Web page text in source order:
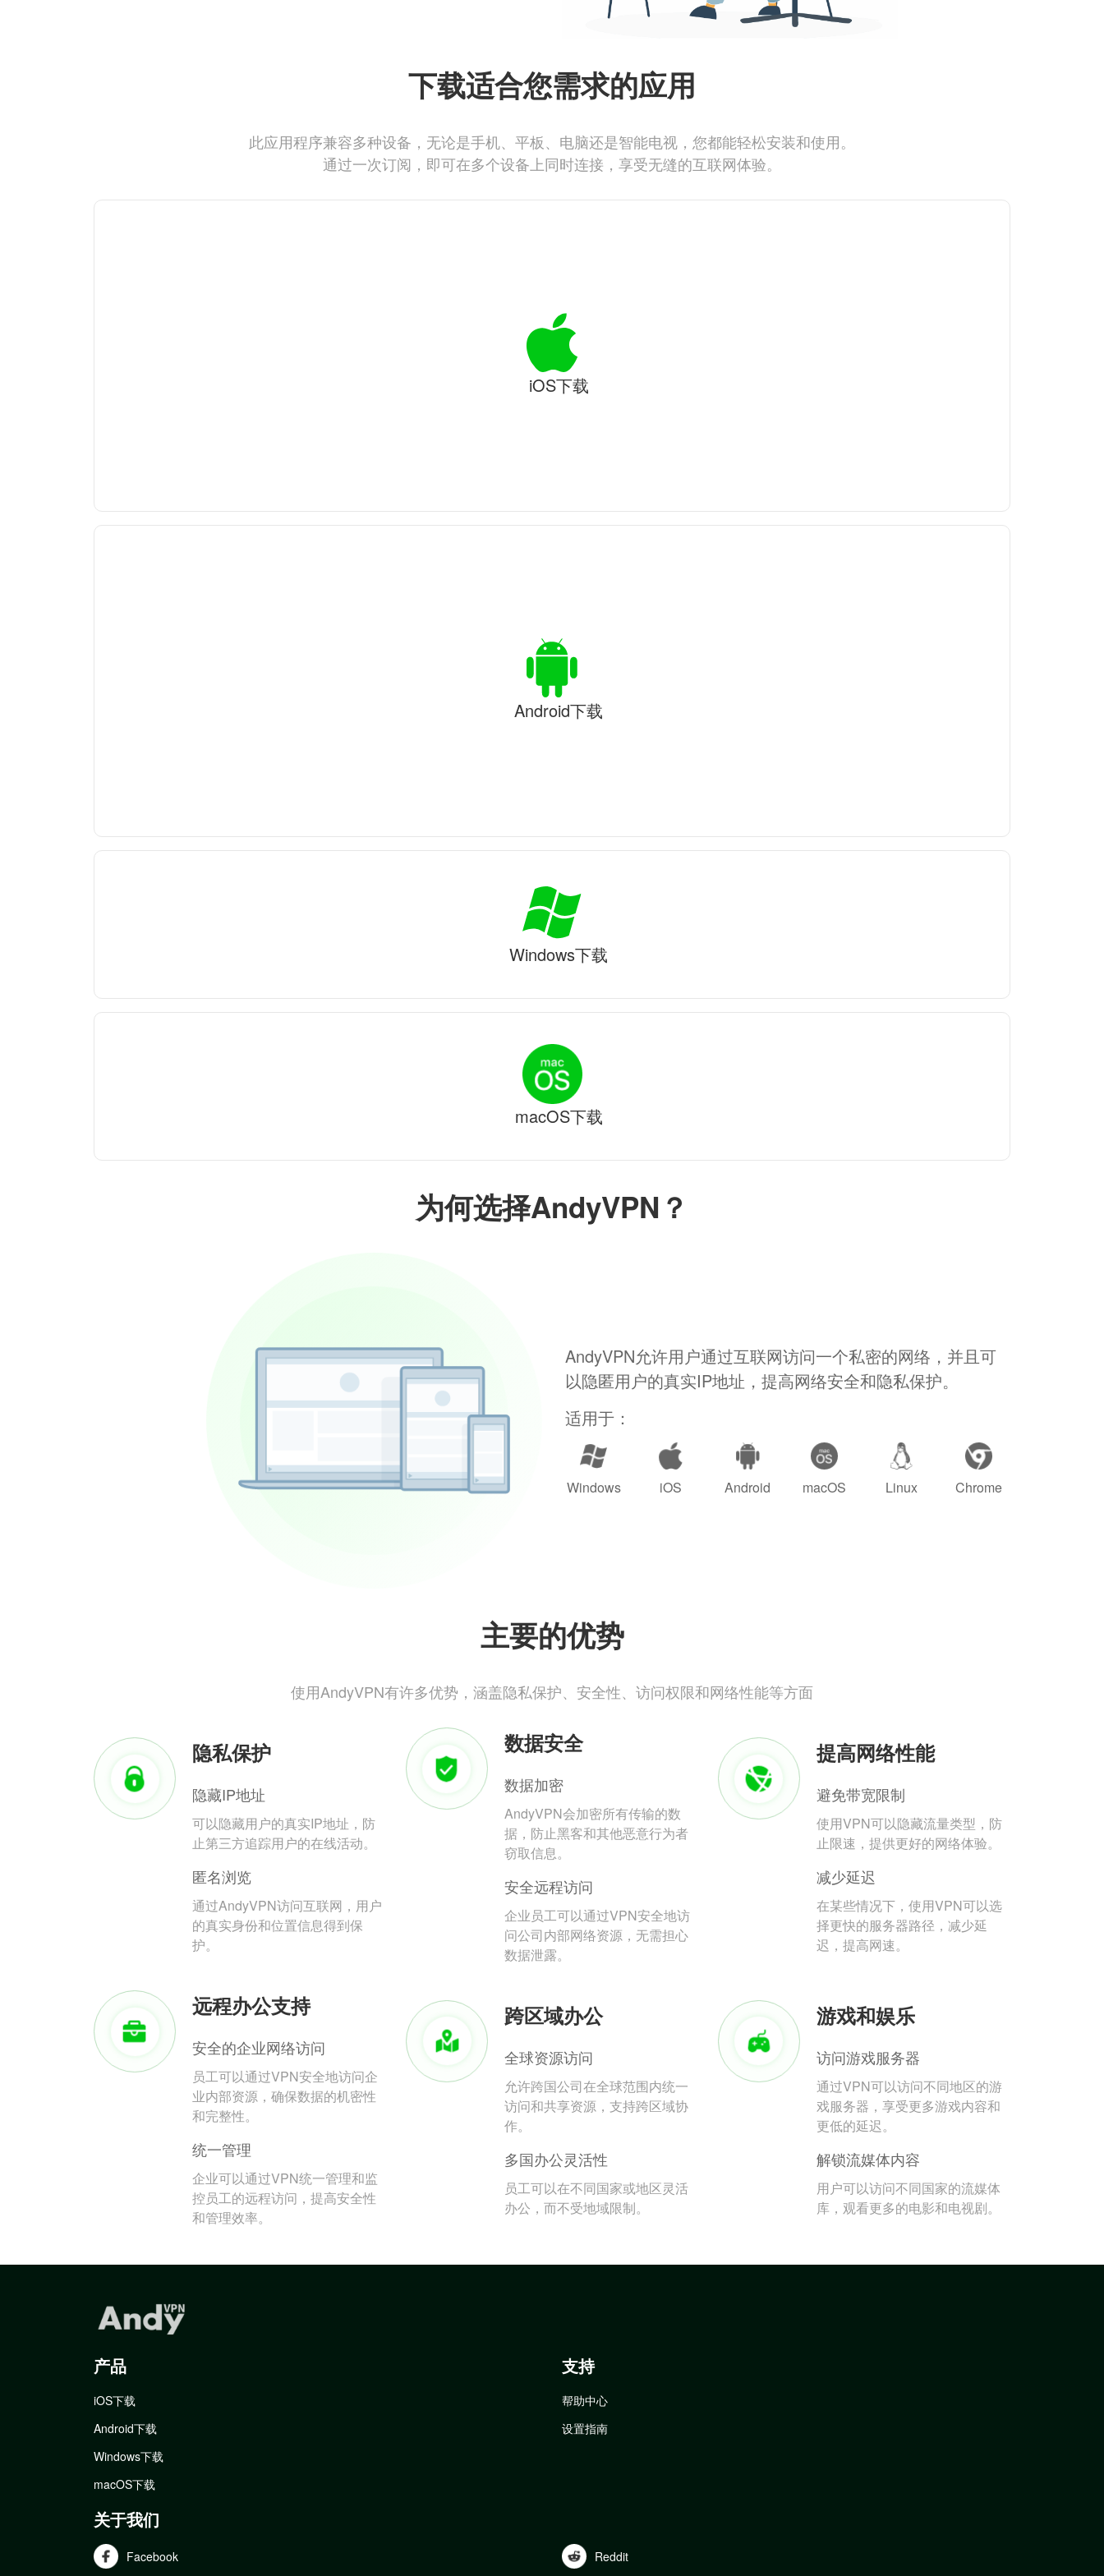
为何选择AndyVPN？
AndyVPN允许用户通过互联网访问一个私密的网络，并且可
以隐匿用户的真实IP地址，提高网络安全和隐私保护。
适用于：
Windows iOS Android macOS Linux Chrome
主要的优势
使用AndyVPN有许多优势，涵盖隐私保护、安全性、访问权限和网络性能等方面
隐私保护
隐藏IP地址
可以隐藏用户的真实IP地址，防
止第三方追踪用户的在线活动。
匿名浏览
通过AndyVPN访问互联网，用户
的真实身份和位置信息得到保
护。
数据安全
数据加密
AndyVPN会加密所有传输的数
据，防止黑客和其他恶意行为者
窃取信息。
安全远程访问
企业员工可以通过VPN安全地访
问公司内部网络资源，无需担心
数据泄露。
提高网络性能
避免带宽限制
使用VPN可以隐藏流量类型，防
止限速，提供更好的网络体验。
减少延迟
在某些情况下，使用VPN可以选
择更快的服务器路径，减少延
迟，提高网速。
远程办公支持
安全的企业网络访问
员工可以通过VPN安全地访问企
业内部资源，确保数据的机密性
和完整性。
统一管理
企业可以通过VPN统一管理和监
控员工的远程访问，提高安全性
和管理效率。
跨区域办公
全球资源访问
允许跨国公司在全球范围内统一
访问和共享资源，支持跨区域协
作。
多国办公灵活性
员工可以在不同国家或地区灵活
办公，而不受地域限制。
游戏和娱乐
访问游戏服务器
通过VPN可以访问不同地区的游
戏服务器，享受更多游戏内容和
更低的延迟。
解锁流媒体内容
用户可以访问不同国家的流媒体
库，观看更多的电影和电视剧。
下载适合您需求的应用
此应用程序兼容多种设备，无论是手机、平板、电脑还是智能电视，您都能轻松安装和使用。
通过一次订阅，即可在多个设备上同时连接，享受无缝的互联网体验。
iOS下载
Android下载
Windows下载
macOS下载
产品
iOS下载
Android下载
Windows下载
macOS下载
支持
帮助中心
设置指南
关于我们
Facebook Reddit